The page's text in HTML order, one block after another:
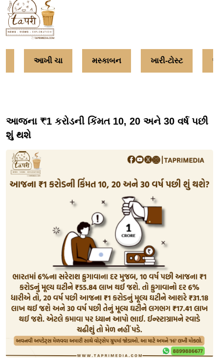
આખી ચા મસ્કાબન ખારી-ટોસ્ટ
આજના ₹1 કરોડની કિંમત 10, 20 અને 30 વર્ષ પછી
શું થશે